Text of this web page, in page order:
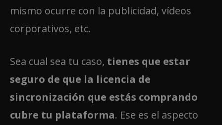
mismo ocurre con la publicidad, vídeos
corporativos, etc.
Sea cual sea tu caso, tienes que estar
seguro de que la licencia de
sincronización que estás comprando
cubre tu plataforma. Ese es el aspecto